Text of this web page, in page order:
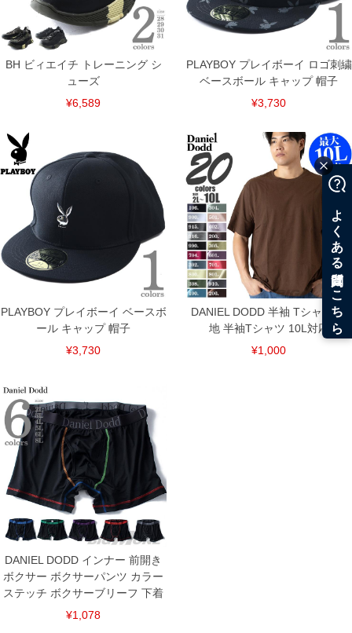
BH ビィエイチ トレーニング シ
ューズ
¥6,589
PLAYBOY プレイボーイ ロゴ刺繍
ベースボール キャップ 帽子
¥3,730
PLAYBOY プレイボーイ ベースボ
ール キャップ 帽子
¥3,730
DANIEL DODD 半袖 Tシャツ 無
地 半袖Tシャツ 10L対応
¥1,000
DANIEL DODD インナー 前開き
ボクサー ボクサーパンツ カラー
ステッチ ボクサーブリーフ 下着
¥1,078